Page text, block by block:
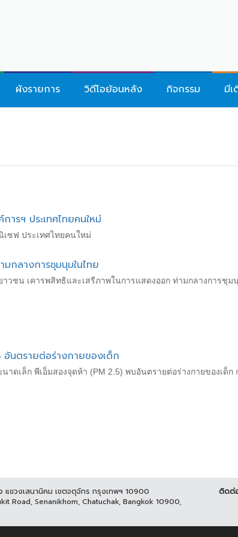
ผังรายการ วิดีโอย้อนหลัง กิจกรรม มีเ
รฯ ประเทศไทยคนใหม่
ซฟ ประเทศไทยคนใหม่
กลางการชุมนุมในไทย
าวชน เคารพสิทธิและเสรีภาพในการแสดงออก ท่ามกลางการชุม
นตรายต่อร่างกายของเด็ก
าดเล็ก พีเอ็มสองจุดห้า (PM 2.5) พบอันตรายต่อร่างกายของเด็
แขวงเสนานิคม เขตจตุจักร กรุงเทพฯ 10900
Road, Senanikhom, Chatuchak, Bangkok 10900,
ติดต่